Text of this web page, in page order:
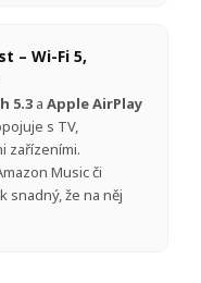
– Wi-Fi 5,
5.3 a Apple AirPlay
s TV,
zařízeními.
Music či
snadný, že na něj